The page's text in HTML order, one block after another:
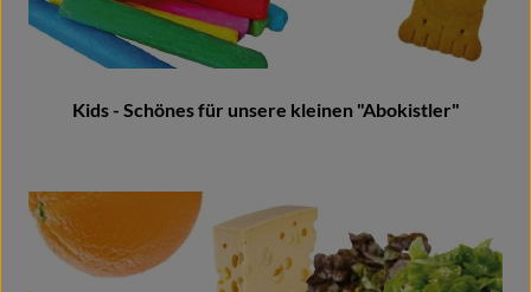
Kids - Schönes für unsere kleinen "Abokistler"